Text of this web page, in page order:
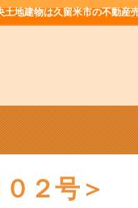
土地建物は久留米市の不動産
２号＞